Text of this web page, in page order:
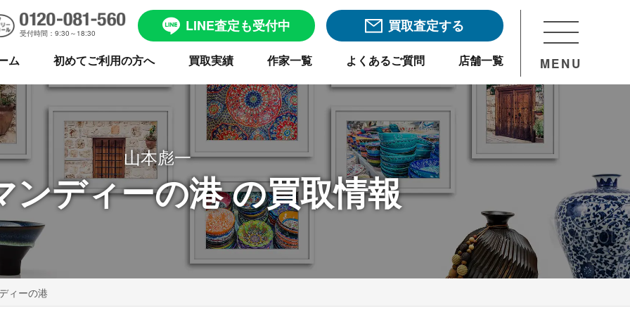
受付時間：9:30～18:30 LINE査定も受付中 買取査定する
ム 初めてご利用の方へ 買取実績 作家一覧 よくあるご質問 店舗一覧 MENU
山本彪一
ンディーの港 の買取情報
ィーの港